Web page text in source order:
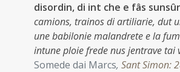
disordin, di int che e fâs sunsûr
camions, trainos di artiliarie, dut
une babilonie malandrete e la
intune ploie frede nus jentrave tai
Somede dai Marcs, Sant Simon: